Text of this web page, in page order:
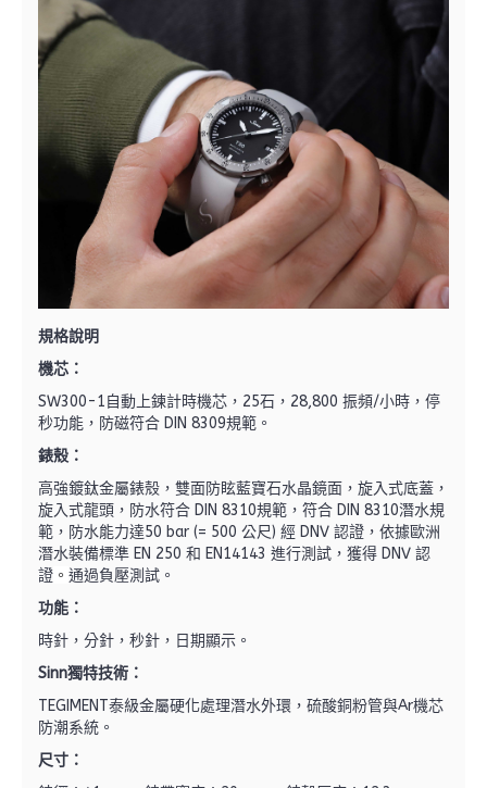
規格說明
機芯：
SW300-1自動上鍊計時機芯，25石，28,800 振頻/小時，停
秒功能，防磁符合 DIN 8309規範。
錶殼：
高強鍍鈦金屬錶殼，雙面防眩藍寶石水晶鏡面，旋入式底蓋，
旋入式龍頭，防水符合 DIN 8310規範，符合 DIN 8310潛水規
範，防水能力達50 bar (= 500 公尺) 經 DNV 認證，依據歐洲
潛水裝備標準 EN 250 和 EN14143 進行測試，獲得 DNV 認
證 。 通過負壓測試。
功能：
時針，分針，秒針，日期顯示。
Sinn獨特技術：
TEGIMENT泰級金屬硬化處理潛水外環，硫酸銅粉管與Ar機芯
防潮系統。
尺寸：